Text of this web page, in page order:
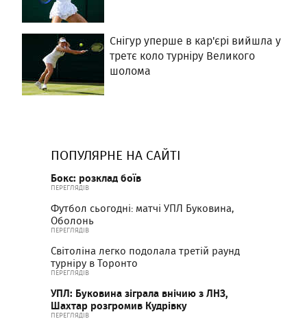
Снігур уперше в кар'єрі вийшла у
третє коло турніру Великого
шолома
ПОПУЛЯРНЕ НА САЙТІ
Бокс: розклад боїв
ПЕРЕГЛЯДІВ
Футбол сьогодні: матчі УПЛ Буковина,
Оболонь
ПЕРЕГЛЯДІВ
Світоліна легко подолала третій раунд
турніру в Торонто
ПЕРЕГЛЯДІВ
УПЛ: Буковина зіграла внічию з ЛНЗ,
Шахтар розгромив Кудрівку
ПЕРЕГЛЯДІВ